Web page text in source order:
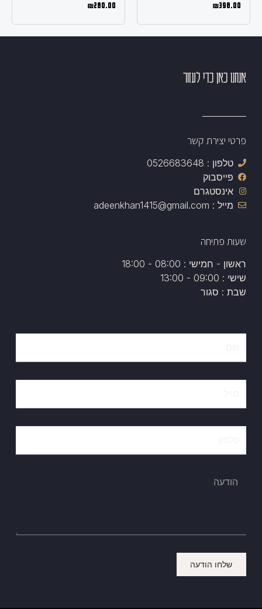
₪398.00
₪280.00
אנחנו כאן כדי לעזור
פרטי יצירת קשר
טלפון : 0526683648
פייסבוק
אינסטגרם
מייל : adeenkhan1415@gmail.com
שעות פתיחה
ראשון - חמישי : 08:00 - 18:00
שישי : 09:00 - 13:00
שבת : סגור
שלחו הודעה